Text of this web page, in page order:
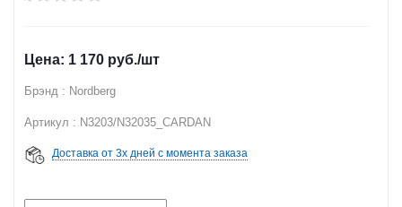
1 170 руб./шт
Брэнд : Nordberg
Артикул : N3203/N32035_CARDAN
Доставка от 3х дней с момента заказа